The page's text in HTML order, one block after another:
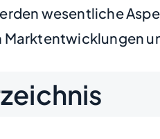
wesentliche